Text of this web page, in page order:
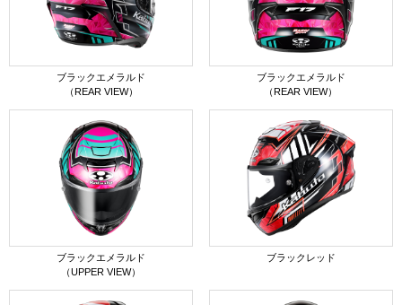
ブラックエメラルド
（REAR VIEW）
ブラックエメラルド
（REAR VIEW）
ブラックエメラルド
（UPPER VIEW）
ブラックレッド